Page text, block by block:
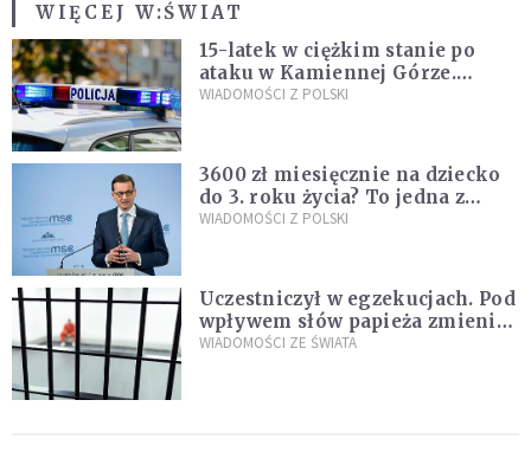
WIĘCEJ W:ŚWIAT
15-latek w ciężkim stanie po
ataku w Kamiennej Górze.
Policja zatrzymała dwóch
WIADOMOŚCI Z POLSKI
3600 zł miesięcznie na dziecko
do 3. roku życia? To jedna z
propozycji programu "Rozwój
WIADOMOŚCI Z POLSKI
Uczestniczył w egzekucjach. Pod
wpływem słów papieża zmienił
zdanie
WIADOMOŚCI ZE ŚWIATA